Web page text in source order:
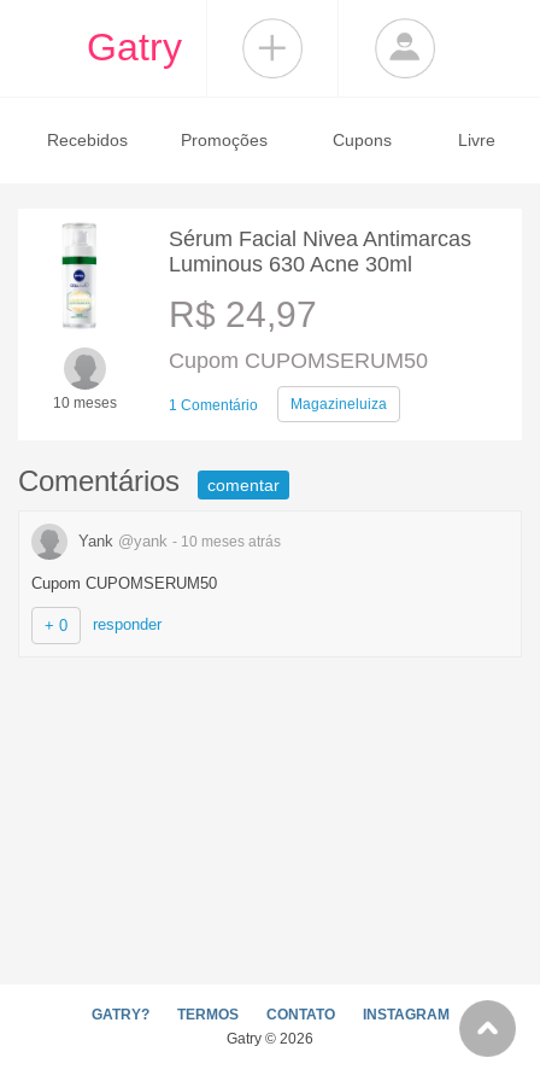
Gatry
Recebidos Promoções Cupons Livre
10 meses
Sérum Facial Nivea Antimarcas
Luminous 630 Acne 30ml
R$ 24,97
Cupom CUPOMSERUM50
1 Comentário Magazineluiza
Comentários comentar
Yank @yank - 10 meses atrás
Cupom CUPOMSERUM50
+ 0 responder
GATRY? TERMOS CONTATO
INSTAGRAM
Gatry © 2026